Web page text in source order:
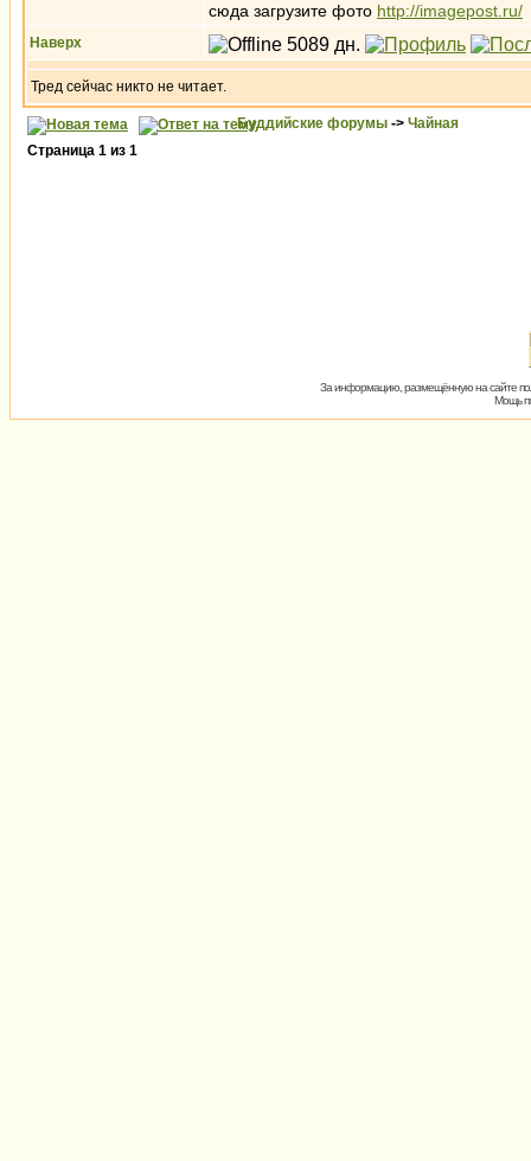
сюда загрузите фото http://imagepost.ru/
Наверх
Тред сейчас никто не читает.
Буддийские форумы -> Чайная
Страница 1 из 1
За информацию, размещённую на сайте
Мощь